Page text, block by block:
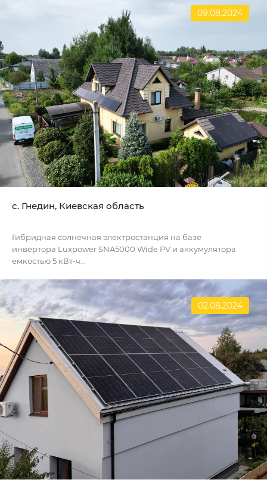
09.08.2024
с. Гнедин, Киевская область
Гибридная солнечная электростанция на базе
инвертора Luxpower SNA5000 Wide PV и аккумулятора
емкостью 5 кВт-ч...
02.08.2024